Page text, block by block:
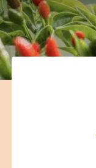
RECETTES
BLOG
À PROPOS
NOUS
En laissant votre e-mail,
conseils, inspirations et